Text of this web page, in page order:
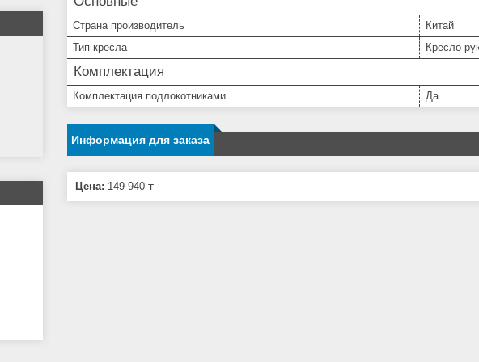
Страна производитель
Китай
Тип кресла
Кресло
Комплектация
Комплектация подлокотниками Да
Информация для заказа
Цена: 149 940 ₸